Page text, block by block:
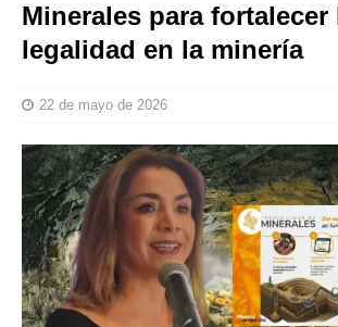
Minerales para fortalecer
legalidad en la minería
22 de mayo de 2026